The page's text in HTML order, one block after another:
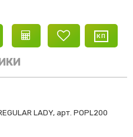
LADY, арт. POPL200